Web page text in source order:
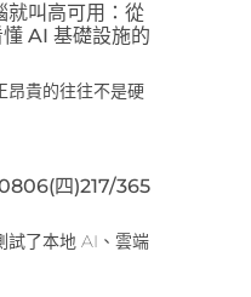
就叫高可用：從
AI 基礎設施的
昂貴的往往不是硬
四)217/365
試了本地 AI、雲端